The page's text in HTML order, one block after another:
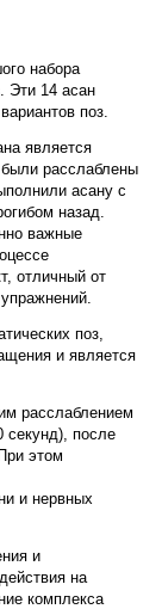
набора
Эти 14 асан
поз.
является
расслаблены
асану с
назад.
важные
отличный от
поз,
и является
расслаблением
секунд), после
этом
и нервных
и
на
комплекса